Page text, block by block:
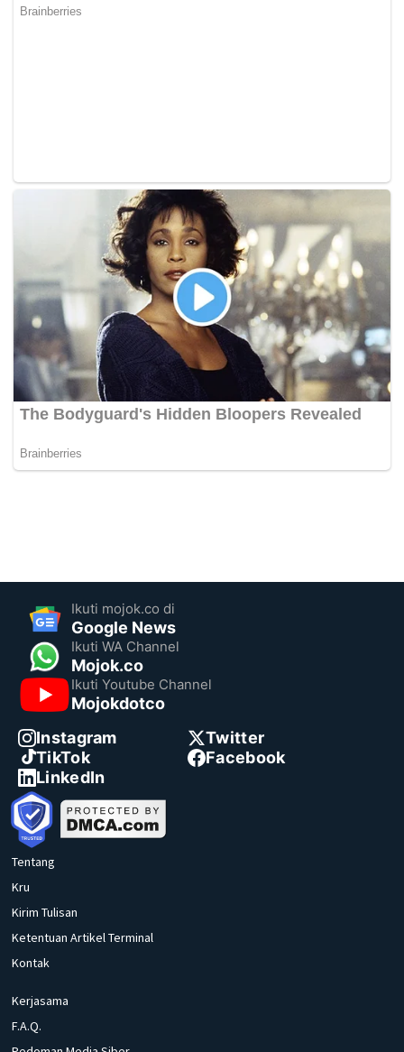
Ikuti mojok.co di
Google News
Ikuti WA Channel
Mojok.co
Ikuti Youtube Channel
Mojokdotco
Instagram
Twitter
TikTok
Facebook
LinkedIn
Tentang
Kru
Kirim Tulisan
Ketentuan Artikel Terminal
Kontak
Kerjasama
F.A.Q.